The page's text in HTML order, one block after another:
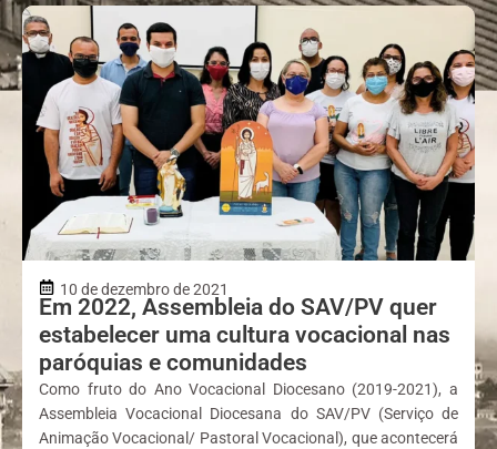
10 de dezembro de 2021
Em 2022, Assembleia do SAV/PV quer
estabelecer uma cultura vocacional nas
paróquias e comunidades
Como fruto do Ano Vocacional Diocesano (2019-2021), a
Assembleia Vocacional Diocesana do SAV/PV (Serviço de
Animação Vocacional/ Pastoral Vocacional), que acontecerá